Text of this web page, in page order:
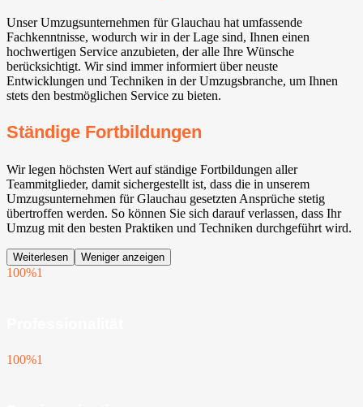
Unser Umzugsunternehmen für Glauchau hat umfassende
Fachkenntnisse, wodurch wir in der Lage sind, Ihnen einen
hochwertigen Service anzubieten, der alle Ihre Wünsche
berücksichtigt. Wir sind immer informiert über neuste
Entwicklungen und Techniken in der Umzugsbranche, um Ihnen
stets den bestmöglichen Service zu bieten.
Ständige Fortbildungen
Wir legen höchsten Wert auf ständige Fortbildungen aller
Teammitglieder, damit sichergestellt ist, dass die in unserem
Umzugsunternehmen für Glauchau gesetzten Ansprüche stetig
übertroffen werden. So können Sie sich darauf verlassen, dass Ihr
Umzug mit den besten Praktiken und Techniken durchgeführt wird.
Weiterlesen Weniger anzeigen
100%1
100%1